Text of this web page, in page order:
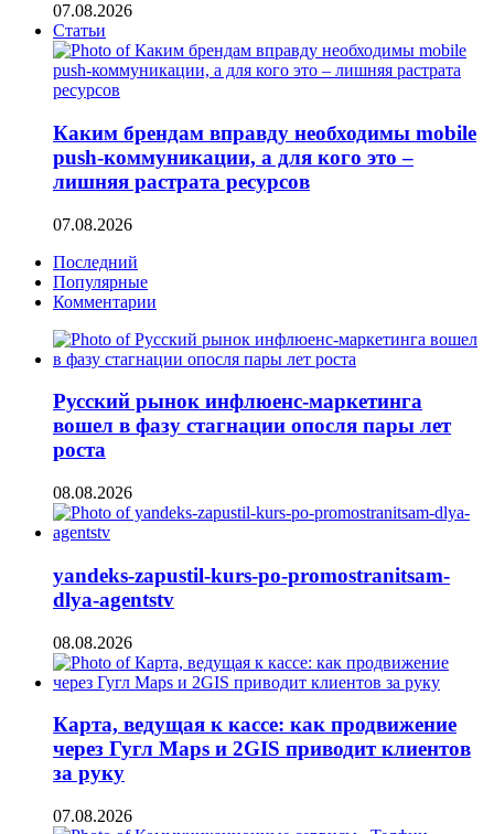
07.08.2026
Статьи
Каким брендам вправду необходимы mobile
push-коммуникации, а для кого это –
лишняя растрата ресурсов
07.08.2026
Последний
Популярные
Комментарии
Русский рынок инфлюенс-маркетинга
вошел в фазу стагнации опосля пары лет
роста
08.08.2026
yandeks-zapustil-kurs-po-promostranitsam-
dlya-agentstv
08.08.2026
Карта, ведущая к кассе: как продвижение
через Гугл Maps и 2GIS приводит клиентов
за руку
07.08.2026